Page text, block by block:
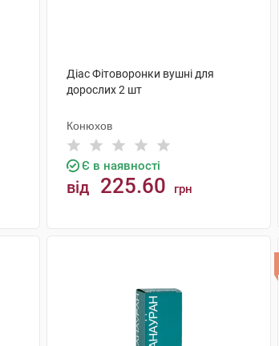
Діас Фітоворонки вушні для
дорослих 2 шт
Конюхов
Є в наявності
від 225.60 грн